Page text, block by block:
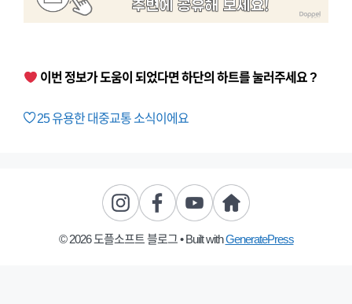
이번 정보가 도움이 되었다면 하단의 하트를 눌러주세요 ?
25유용한 대중교통 소식이에요
© 2026 도플소프트 블로그• Built withGeneratePress